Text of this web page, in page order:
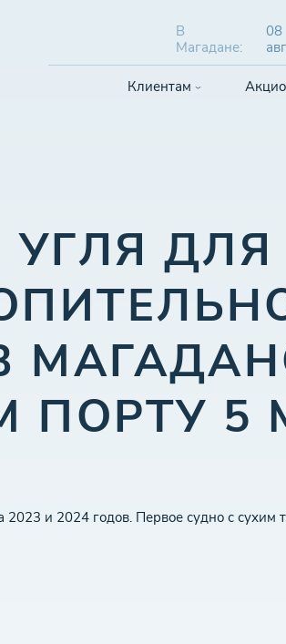
В
Магадане:
08
Клиентам
ДЛЯ
ПОРТУ 5
и 2024 годов. Первое судно с сухим